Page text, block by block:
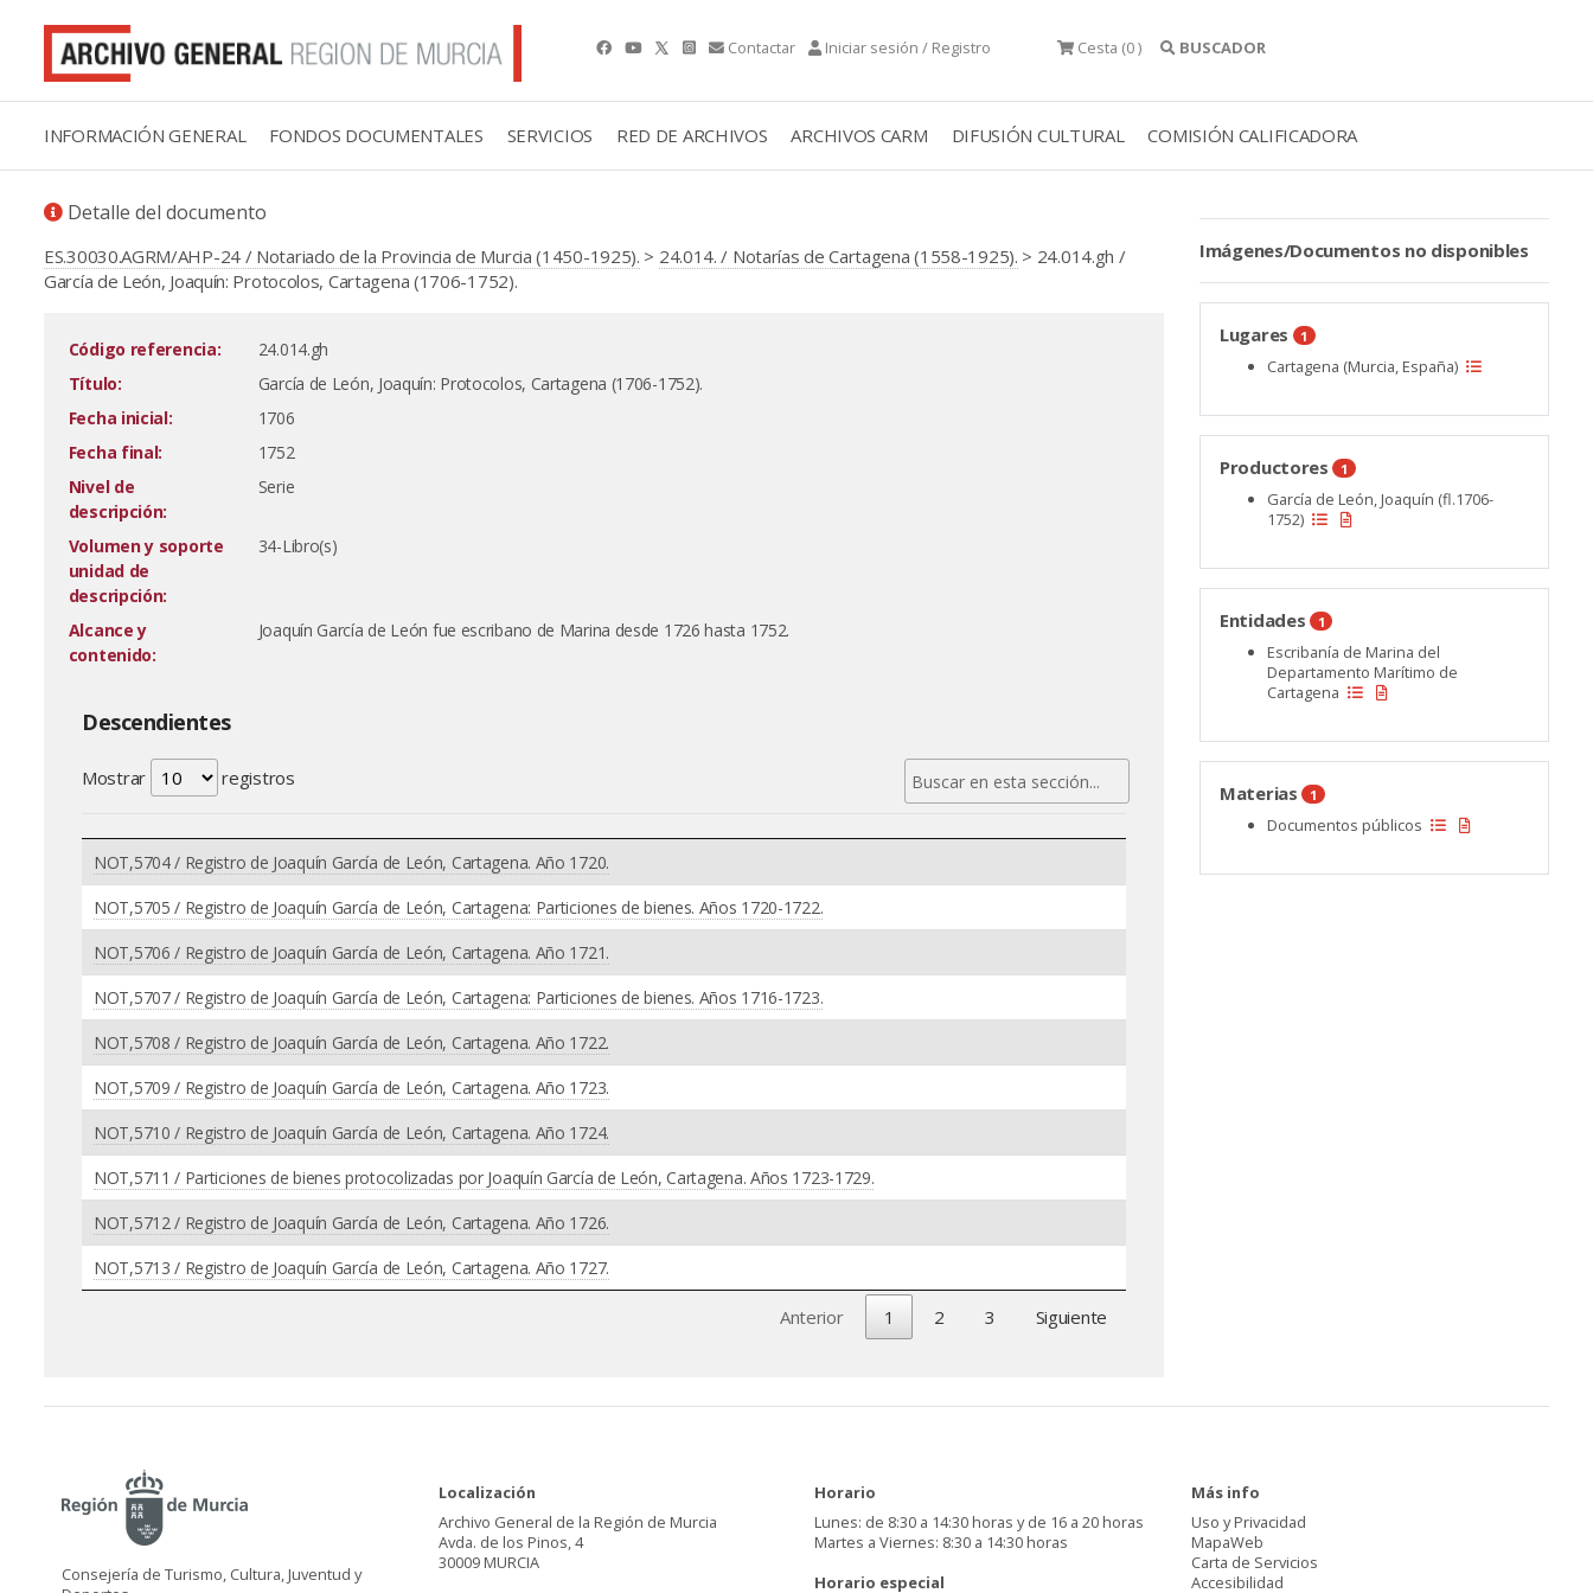
Contactar Iniciar sesión / Registro Cesta (0 ) BUSCADOR
INFORMACIÓN GENERAL FONDOS DOCUMENTALES SERVICIOS RED DE ARCHIVOS ARCHIVOS CARM DIFUSIÓN CULTURAL COMISIÓN CALIFICADORA
Detalle del documento
ES.30030.AGRM/AHP-24 / Notariado de la Provincia de Murcia (1450-1925). > 24.014. / Notarías de Cartagena (1558-1925). > 24.014.gh /
García de León, Joaquín: Protocolos, Cartagena (1706-1752).
Código referencia:
24.014.gh
Título:
García de León, Joaquín: Protocolos, Cartagena (1706-1752).
Fecha inicial:
1706
Fecha final:
1752
Nivel de
descripción:
Serie
Volumen y soporte
unidad de
descripción:
34-Libro(s)
Alcance y
contenido:
Joaquín García de León fue escribano de Marina desde 1726 hasta 1752.
Descendientes
Mostrar registros
NOT,5704 / Registro de Joaquín García de León, Cartagena. Año 1720.
NOT,5705 / Registro de Joaquín García de León, Cartagena: Particiones de bienes. Años 1720-1722.
NOT,5706 / Registro de Joaquín García de León, Cartagena. Año 1721.
NOT,5707 / Registro de Joaquín García de León, Cartagena: Particiones de bienes. Años 1716-1723.
NOT,5708 / Registro de Joaquín García de León, Cartagena. Año 1722.
NOT,5709 / Registro de Joaquín García de León, Cartagena. Año 1723.
NOT,5710 / Registro de Joaquín García de León, Cartagena. Año 1724.
NOT,5711 / Particiones de bienes protocolizadas por Joaquín García de León, Cartagena. Años 1723-1729.
NOT,5712 / Registro de Joaquín García de León, Cartagena. Año 1726.
NOT,5713 / Registro de Joaquín García de León, Cartagena. Año 1727.
Anterior 1 2 3 Siguiente
Imágenes/Documentos no disponibles
Lugares 1
Cartagena (Murcia, España)
Productores 1
García de León, Joaquín (fl.1706-
1752)
Entidades 1
Escribanía de Marina del
Departamento Marítimo de
Cartagena
Materias 1
Documentos públicos
Consejería de Turismo, Cultura, Juventud y
Localización
Archivo General de la Región de Murcia
Avda. de los Pinos, 4
30009 MURCIA
Horario
Lunes: de 8:30 a 14:30 horas y de 16 a 20 horas
Martes a Viernes: 8:30 a 14:30 horas
Horario especial
Más info
Uso y Privacidad
MapaWeb
Carta de Servicios
Accesibilidad